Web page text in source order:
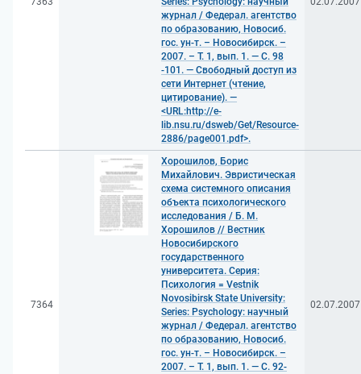
журнал / Федерал. агентство
по образованию, Новосиб.
гос. ун-т. – Новосибирск. –
2007. – Т. 1, вып. 1. — С. 98
-101. — Свободный доступ из
сети Интернет (чтение,
цитирование). —
<URL:http://e-
lib.nsu.ru/dsweb/Get/Resource-
2886/page001.pdf>.
7364
Хорошилов, Борис
Михайлович. Эвристическая
схема системного описания
объекта психологического
исследования / Б. М.
Хорошилов // Вестник
Новосибирского
государственного
университета. Серия:
Психология = Vestnik
Novosibirsk State University:
Series: Psychology: научный
журнал / Федерал. агентство
по образованию, Новосиб.
гос. ун-т. – Новосибирск. –
2007. – Т. 1, вып. 1. — С. 92-
02.07.2007